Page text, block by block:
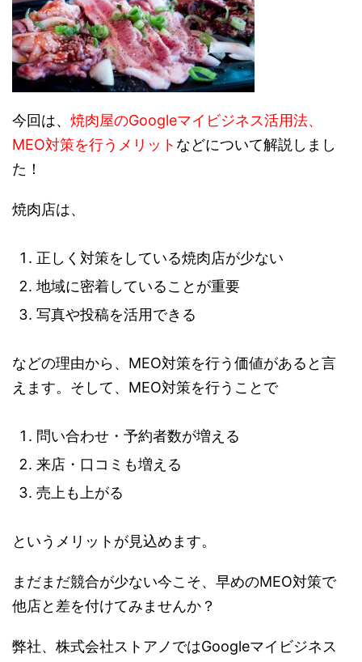
今回は、 焼肉屋のGoogleマイビジネス活用法、
MEO対策を行うメリット などについて解説しまし
た！
焼肉店は、
正しく対策をしている焼肉店が少ない
地域に密着していることが重要
写真や投稿を活用できる
などの理由から、MEO対策を行う価値があると言
えます。そして、MEO対策を行うことで
問い合わせ・予約者数が増える
来店・口コミも増える
売上も上がる
というメリットが見込めます。
まだまだ競合が少ない今こそ、早めのMEO対策で
他店と差を付けてみませんか？
弊社、株式会社ストアノではGoogleマイビジネス